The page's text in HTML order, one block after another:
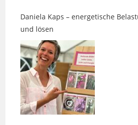
Kerstin Tiedtke: Ein Tag, der nur dir